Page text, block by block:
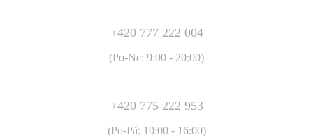
+420 777 222 004
(Po-Ne: 9:00 - 20:00)
+420 775 222 953
(Po-Pá: 10:00 - 16:00)